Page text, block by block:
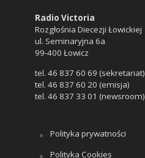
Radio Victoria
Rozgłośnia Diecezji Łowickiej
ul. Seminaryjna 6a
99-400 Łowicz
tel. 46 837 60 69 (sekretariat)
tel. 46 837 60 20 (emisja)
tel. 46 837 33 01 (newsroom)
Polityka prywatności
Polityka Cookies